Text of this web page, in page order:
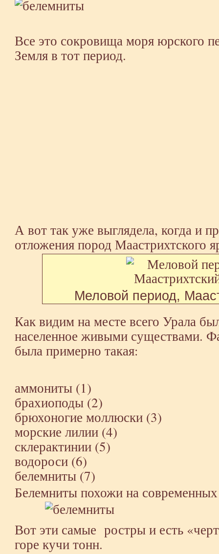
Все это сокровища моря юрского
Земля в тот период.
А вот так уже выглядела, когда и
отложения пород Маастрихтского
Меловой период,
Как видим на месте всего Урала
населенное живыми существами.
была примерно такая:
аммониты (1)
брахиоподы (2)
брюхоногие моллюски (3)
морские лилии (4)
склерактинии (5)
водороси (6)
белемниты (7)
Белемниты похожи на
Вот эти самые ростры и есть
горе кучи тонн.